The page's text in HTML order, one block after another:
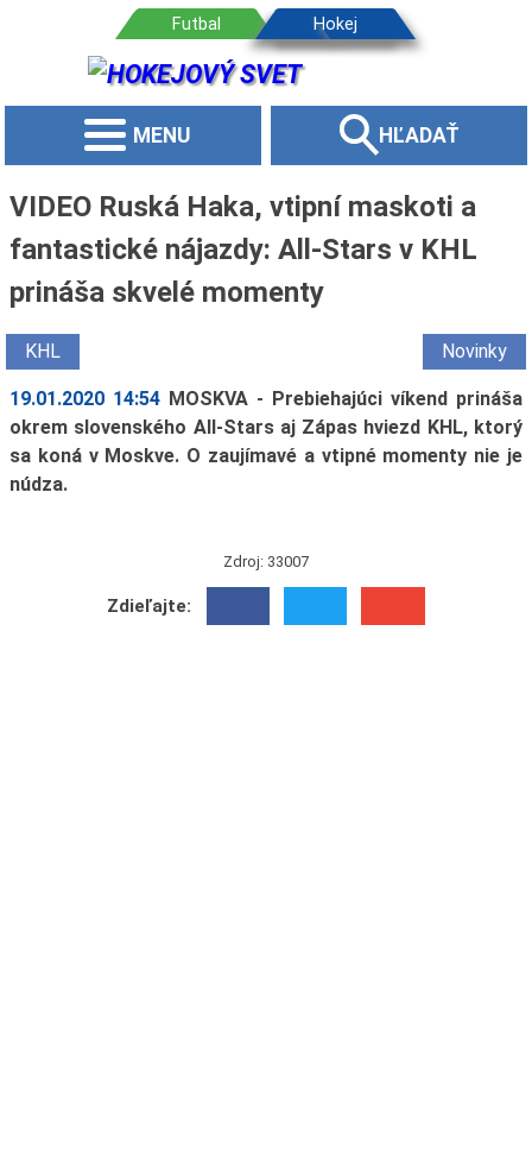
MENU HĽADAŤ
VIDEO Ruská Haka, vtipní maskoti a
fantastické nájazdy: All-Stars v KHL
prináša skvelé momenty
KHL Novinky
19.01.2020 14:54 MOSKVA - Prebiehajúci víkend prináša
okrem slovenského All-Stars aj Zápas hviezd KHL, ktorý
sa koná v Moskve. O zaujímavé a vtipné momenty nie je
núdza.
Zdroj: 33007
Zdieľajte: